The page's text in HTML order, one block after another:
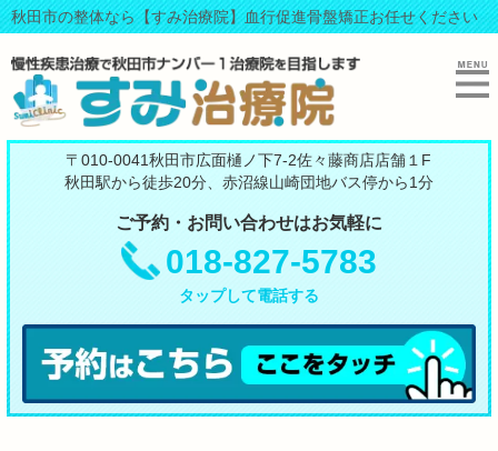
秋田市の整体なら【すみ治療院】血行促進骨盤矯正お任せください
〒010-0041秋田市広面樋ノ下7-2佐々藤商店店舗１F
秋田駅から徒歩20分、赤沼線山崎団地バス停から1分
ご予約・お問い合わせはお気軽に
018-827-5783
タップして電話する